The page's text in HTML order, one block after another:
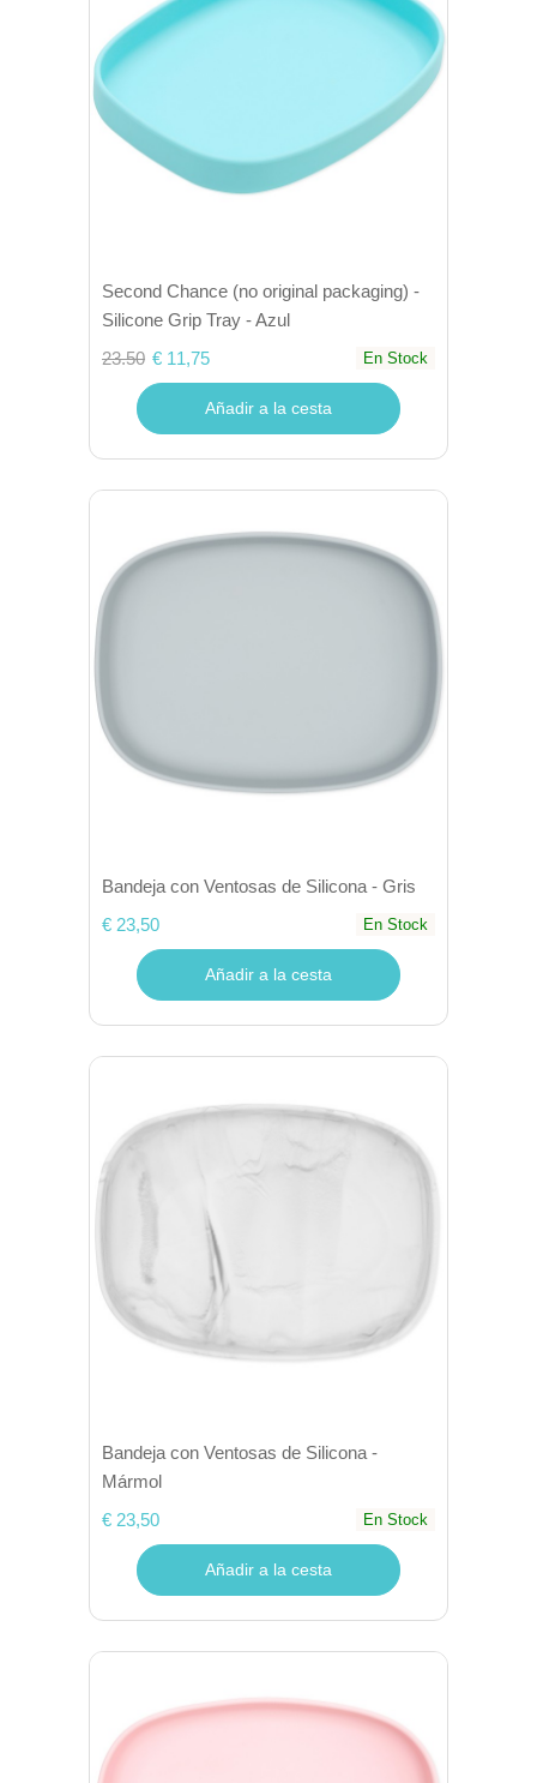
Second Chance (no original packaging) -
Silicone Grip Tray - Azul
23.50 € 11,75 En Stock
Añadir a la cesta
Bandeja con Ventosas de Silicona - Gris
€ 23,50
En Stock
Añadir a la cesta
Bandeja con Ventosas de Silicona -
Mármol
€ 23,50
En Stock
Añadir a la cesta